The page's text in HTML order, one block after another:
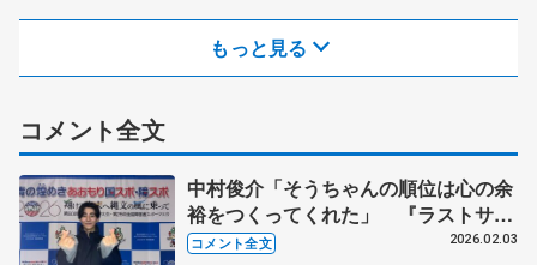
もっと見る
コメント全文
中村俊介「そうちゃんの順位は心の余
裕をつくってくれた」 『ラストサム
ライ』で表現したいことは? 【国民
コメント全文 2026.02.03